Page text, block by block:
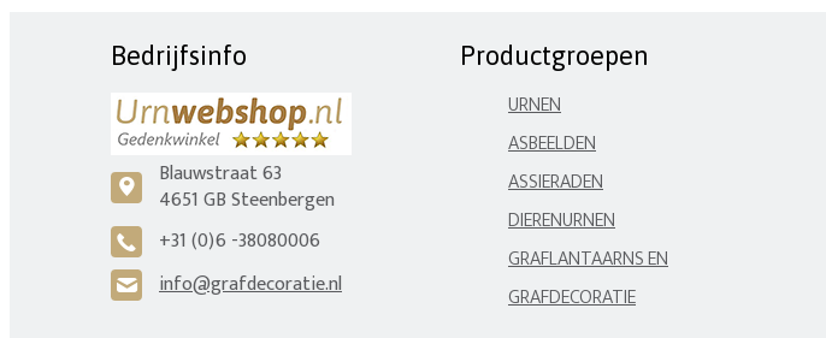
Bedrijfsinfo
c
Blauwstraat 63
4651 GB Steenbergen
A +31 (0)6 -38080006
H info@grafdecoratie.nl
Productgroepen
URNEN
ASBEELDEN
ASSIERADEN
DIERENURNEN
GRAFLANTAARNS EN
GRAFDECORATIE